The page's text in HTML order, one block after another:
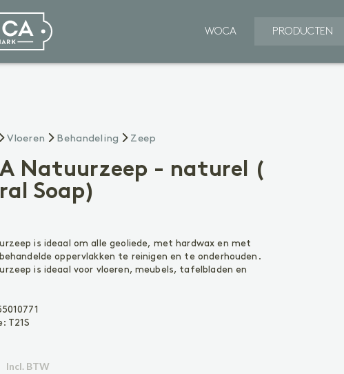
WOCA PRODUCTEN
vloer
Reinigen
Voorkleuren
Zeep
Gel
Vloeren Behandeling Zeep
Natuurzeep - naturel (
Soap)
is ideaal om alle geoliede, met hardwax en met
oppervlakken te reinigen en te onderhouden.
is ideaal voor vloeren, meubels, tafelbladen en
T21S
Incl. BTW